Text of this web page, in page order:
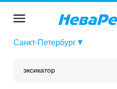
Санкт-Петербург